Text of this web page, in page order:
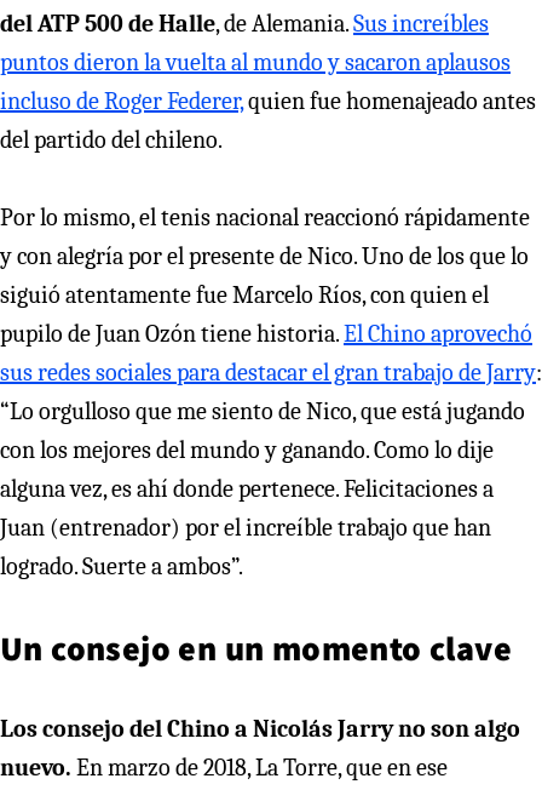
del ATP 500 de Halle, de Alemania.Sus increíbles
puntos dieron la vuelta al mundo y sacaron aplausos
incluso de Roger Federer,quien fue homenajeado antes
del partido del chileno.
Por lo mismo, el tenis nacional reaccionó rápidamente
y con alegría por el presente de Nico. Uno de los que lo
siguió atentamente fue Marcelo Ríos, con quien el
pupilo de Juan Ozón tiene historia.El Chino aprovechó
sus redes sociales para destacar el gran trabajo de Jarry:
“Lo orgulloso que me siento de Nico, que está jugando
con los mejores del mundo y ganando. Como lo dije
alguna vez, es ahí donde pertenece. Felicitaciones a
Juan (entrenador) por el increíble trabajo que han
logrado. Suerte a ambos”.
Un consejo en un momento clave
Los consejo del Chino a Nicolás Jarry no son algo
nuevo. En marzo de 2018, La Torre, que en ese